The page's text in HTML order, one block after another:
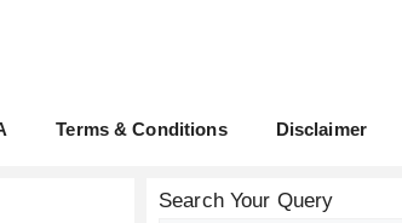
Terms & Conditions Disclaimer
Search Your Query